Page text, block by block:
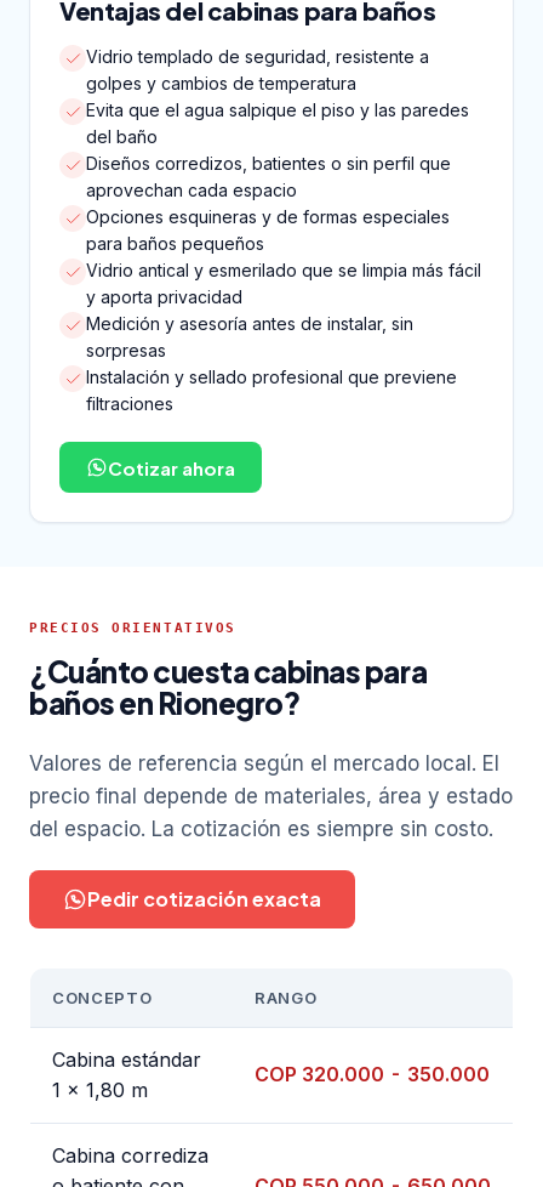
Ventajas del cabinas para baños
Vidrio templado de seguridad, resistente a
golpes y cambios de temperatura
Evita que el agua salpique el piso y las paredes
del baño
Diseños corredizos, batientes o sin perfil que
aprovechan cada espacio
Opciones esquineras y de formas especiales
para baños pequeños
Vidrio antical y esmerilado que se limpia más fácil
y aporta privacidad
Medición y asesoría antes de instalar, sin
sorpresas
Instalación y sellado profesional que previene
filtraciones
Cotizar ahora
PRECIOS ORIENTATIVOS
¿Cuánto cuesta cabinas para
baños en Rionegro?
Valores de referencia según el mercado local. El
precio final depende de materiales, área y estado
del espacio. La cotización es siempre sin costo.
Pedir cotización exacta
CONCEPTO RANGO
Cabina estándar
1 x 1,80 m
COP 320.000 - 350.000
Cabina corrediza